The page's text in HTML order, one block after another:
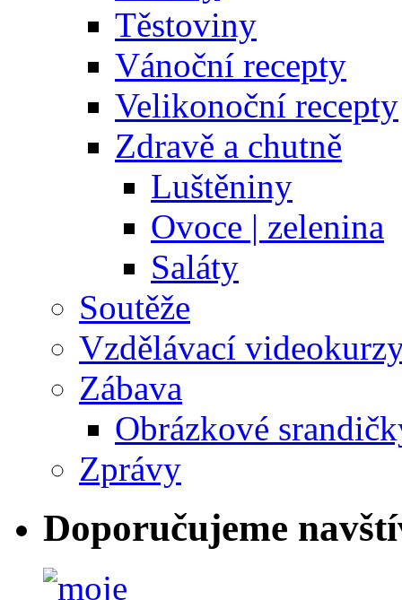
Těstoviny
Vánoční recepty
Velikonoční recepty
Zdravě a chutně
Luštěniny
Ovoce | zelenina
Saláty
Soutěže
Vzdělávací
Zábava
Obrázkové
Zprávy
Doporučujeme